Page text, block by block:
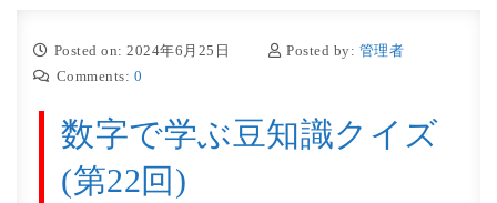
Posted on: 2024年6月25日 Posted by: 管理者
Comments: 0
数字で学ぶ豆知識クイズ
(第22回)